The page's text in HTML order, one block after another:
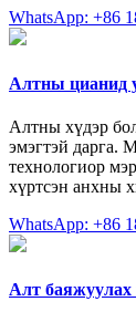
WhatsApp: +86
Алтны цианид
Алтны хүдэр
эмэгтэй дарга.
технологиор
хүртсэн анхны
WhatsApp: +86
Алт баяжуулах